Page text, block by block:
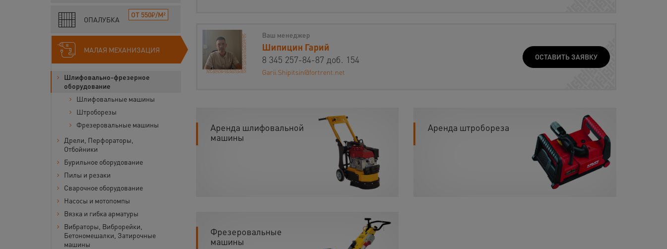
ОПАЛУБКА
ОТ 550₽/М²
МАЛАЯ МЕХАНИЗАЦИЯ
Шлифовально-фрезерное
оборудование
Шлифовальные машины
Штроборезы
Фрезеровальные машины
Дрели, Перфораторы,
Отбойники
Бурильное оборудование
Пилы и резаки
Сварочное оборудование
Насосы и мотопомпы
Вязка и гибка арматуры
Вибраторы, Виброрейки,
Бетономешалки, Затирочные
машины
Ваш менеджер
Шипицин Гарий
8 345 257-84-87 доб. 154
Garii.Shipitsin@fortrent.net
ОСТАВИТЬ ЗАЯВКУ
Аренда шлифовальной
машины
Аренда штробореза
Фрезеровальные
машины